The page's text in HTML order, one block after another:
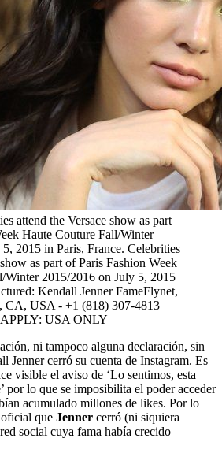
attend the Versace show as part
Haute Couture Fall/Winter
2015 in Paris, France. Celebrities
as part of Paris Fashion Week
Winter 2015/2016 on July 5, 2015
Kendall Jenner FameFlynet,
CA, USA - +1 (818) 307-4813
USA ONLY
ni tampoco alguna declaración, sin
Jenner cerró su cuenta de Instagram. Es
visible el aviso de ‘Lo sentimos, esta
por lo que se imposibilita el poder acceder
acumulado millones de likes. Por lo
que Jenner cerró (ni siquiera
social cuya fama había crecido